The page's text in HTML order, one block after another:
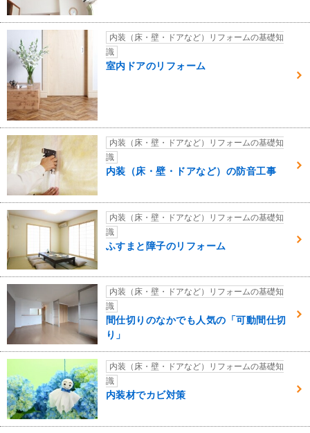
内装（床・壁・ドアなど）リフォームの基礎知
識
室内ドアのリフォーム
内装（床・壁・ドアなど）リフォームの基礎知
識
内装（床・壁・ドアなど）の防音工事
内装（床・壁・ドアなど）リフォームの基礎知
識
ふすまと障子のリフォーム
内装（床・壁・ドアなど）リフォームの基礎知
識
間仕切りのなかでも人気の「可動間仕切
り」
内装（床・壁・ドアなど）リフォームの基礎知
識
内装材でカビ対策